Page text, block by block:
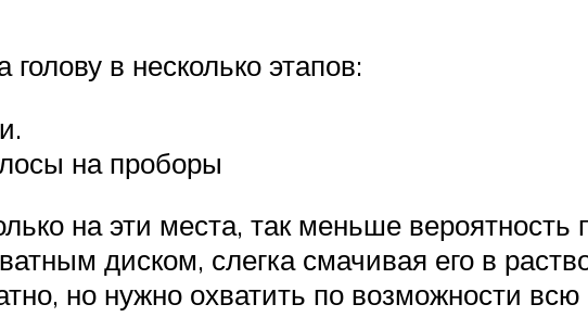
в несколько этапов:
на проборы
на эти места, так меньше
диском, слегка смачивая его в
но нужно охватить по возможности